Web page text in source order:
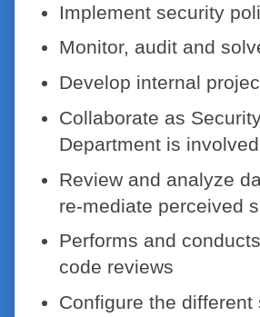
Implement security
Monitor, audit and
Develop internal
Collaborate as
Department is involved
Review and analyze
re-mediate perceived
Performs and
code reviews
Configure the